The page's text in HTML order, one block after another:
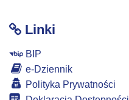
Linki
BIP
e-Dziennik
Polityka Prywatności